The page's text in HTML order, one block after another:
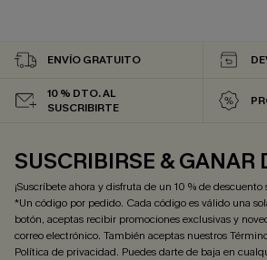
ENVÍO GRATUITO
10 % DTO. AL
SUSCRIBIRTE
SUSCRIBIRSE & GANAR
¡Suscríbete ahora y disfruta de un 10 % de
*Un código por pedido. Cada código es válido una
botón, aceptas recibir promociones exclusivas y
correo electrónico. También aceptas nuestros
Política de privacidad. Puedes darte de baja en